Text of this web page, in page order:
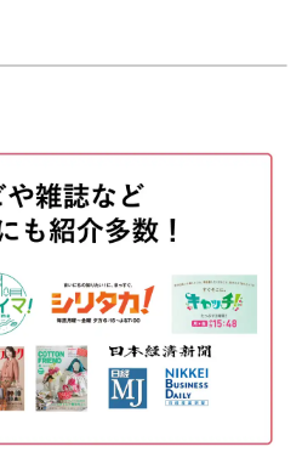
った運勢の読み方
時期について 14:46